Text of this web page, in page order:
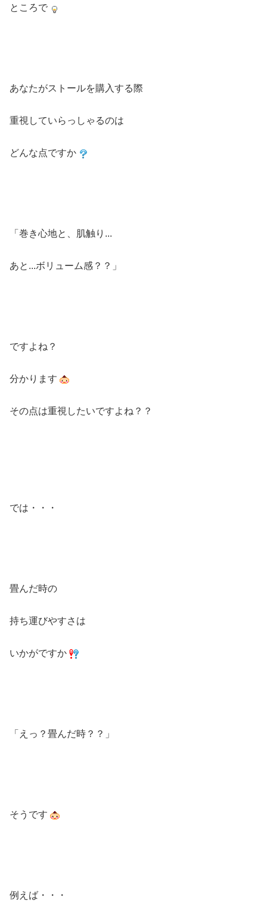
ところで
あなたがストールを購入する際
重視していらっしゃるのは
どんな点ですか
「巻き心地と、肌触り...
あと...ボリューム感？？」
ですよね？
分かります
その点は重視したいですよね？？
では・・・
畳んだ時の
持ち運びやすさは
いかがですか
「えっ？畳んだ時？？」
そうです
例えば・・・